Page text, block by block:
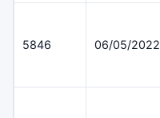
5846 06/05/2022